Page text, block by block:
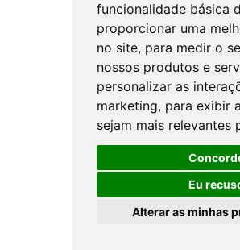
funcionalidade básica
proporcionar uma
no site, para medir o
nossos produtos e
personalizar as
marketing, para exibir
sejam mais relevantes
Eu
Alterar as minhas